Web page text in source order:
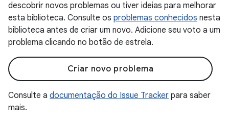
descobrir novos problemas ou tiver ideias para melhorar
esta biblioteca. Consulte os problemas conhecidos nesta
biblioteca antes de criar um novo. Adicione seu voto a um
problema clicando no botão de estrela.
Criar novo problema
Consulte a documentação do Issue Tracker para saber
mais.